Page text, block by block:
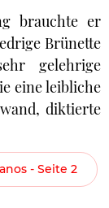
brauchte er
Brünette
gelehrige
eine leibliche
diktierte
- Seite 2